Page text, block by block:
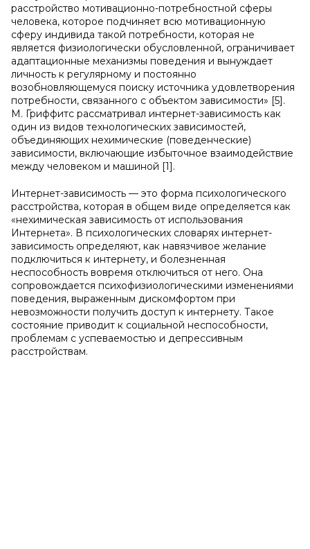
расстройство мотивационно-потребностной сферы
человека, которое подчиняет всю мотивационную
сферу индивида такой потребности, которая не
является физиологически обусловленной, ограничивает
адаптационные механизмы поведения и вынуждает
личность к регулярному и постоянно
возобновляющемуся поиску источника удовлетворения
потребности, связанного с объектом зависимости» [5].
М. Гриффитс рассматривал интернет-зависимость как
один из видов технологических зависимостей,
объединяющих нехимические (поведенческие)
зависимости, включающие избыточное взаимодействие
между человеком и машиной [1].
Интернет-зависимость — это форма психологического
расстройства, которая в общем виде определяется как
«нехимическая зависимость от использования
Интернета». В психологических словарях интернет-
зависимость определяют, как навязчивое желание
подключиться к интернету, и болезненная
неспособность вовремя отключиться от него. Она
сопровождается психофизиологическими изменениями
поведения, выраженным дискомфортом при
невозможности получить доступ к интернету. Такое
состояние приводит к социальной неспособности,
проблемам с успеваемостью и депрессивным
расстройствам.